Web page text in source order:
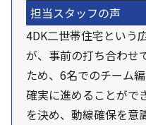
担当スタッフの声
4DK二世帯住宅という
が、事前の打ち合わせ
ため、6名でのチーム
確実に進めることがで
を決め、動線確保を意